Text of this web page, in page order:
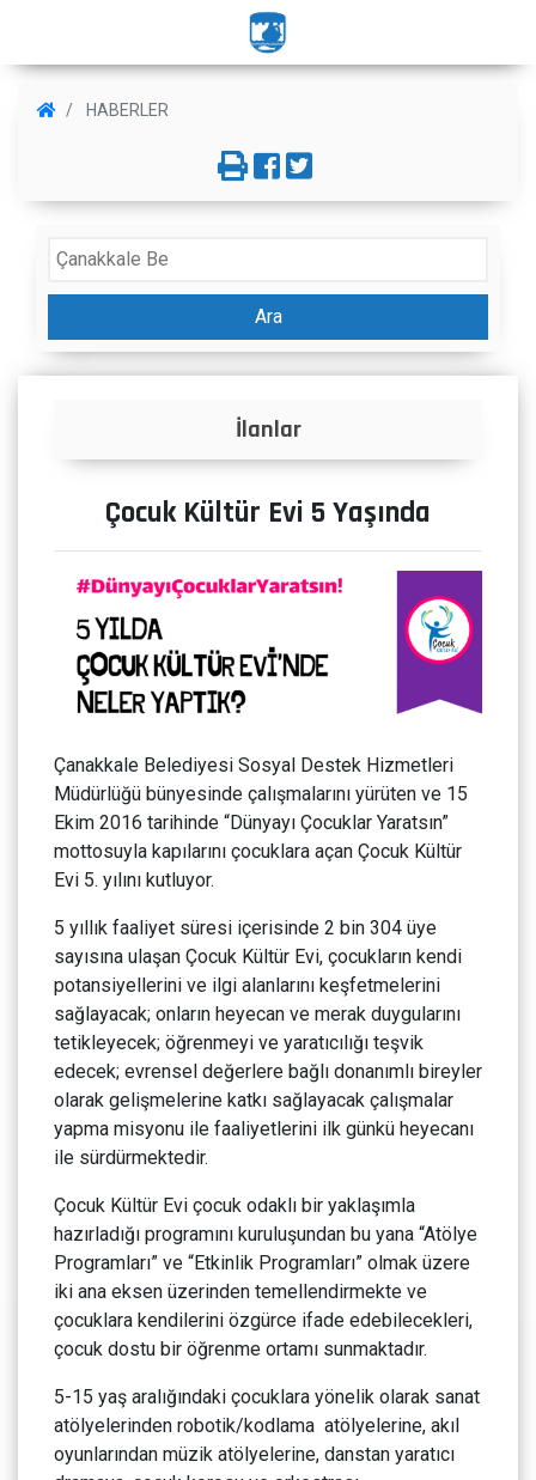
HABERLER
Ara
İlanlar
Çocuk Kültür Evi 5 Yaşında
Çanakkale Belediyesi Sosyal Destek Hizmetleri
Müdürlüğü bünyesinde çalışmalarını yürüten ve 15
Ekim 2016 tarihinde “Dünyayı Çocuklar Yaratsın”
mottosuyla kapılarını çocuklara açan Çocuk Kültür
Evi 5. yılını kutluyor.
5 yıllık faaliyet süresi içerisinde 2 bin 304 üye
sayısına ulaşan Çocuk Kültür Evi, çocukların kendi
potansiyellerini ve ilgi alanlarını keşfetmelerini
sağlayacak; onların heyecan ve merak duygularını
tetikleyecek; öğrenmeyi ve yaratıcılığı teşvik
edecek; evrensel değerlere bağlı donanımlı bireyler
olarak gelişmelerine katkı sağlayacak çalışmalar
yapma misyonu ile faaliyetlerini ilk günkü heyecanı
ile sürdürmektedir.
Çocuk Kültür Evi çocuk odaklı bir yaklaşımla
hazırladığı programını kuruluşundan bu yana “Atölye
Programları” ve “Etkinlik Programları” olmak üzere
iki ana eksen üzerinden temellendirmekte ve
çocuklara kendilerini özgürce ifade edebilecekleri,
çocuk dostu bir öğrenme ortamı sunmaktadır.
5-15 yaş aralığındaki çocuklara yönelik olarak sanat
atölyelerinden robotik/kodlama atölyelerine, akıl
oyunlarından müzik atölyelerine, danstan yaratıcı